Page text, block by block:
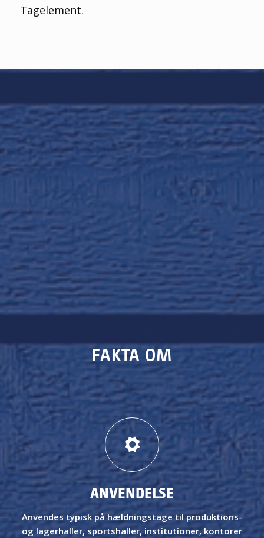
Tagelement.
FAKTA OM
ANVENDELSE
Anvendes typisk på hældningstage til produktions-
og lagerhaller, sportshaller, institutioner, kontorer